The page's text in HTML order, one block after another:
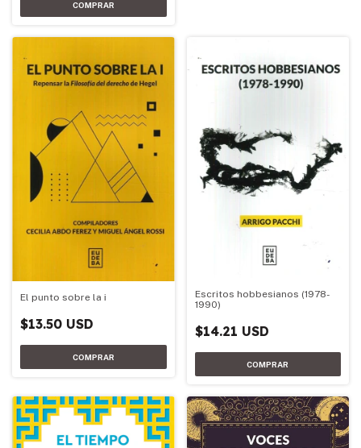
El punto sobre la i
$13.50 USD
Escritos hobbesianos (1978-
1990)
$14.21 USD